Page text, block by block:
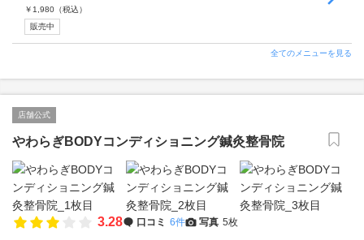
￥ 1,980 （税込）
販売中
全てのメニューを見る
店舗公式
やわらぎBODYコンディショニング鍼灸整骨院
3.28 口コミ 6件 写真 5枚